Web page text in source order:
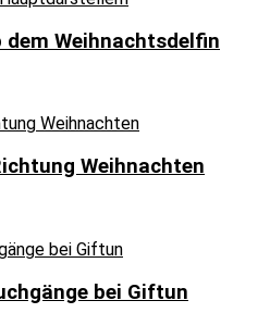
Weihnachtsdelfin
Weihnachten
bei Giftun